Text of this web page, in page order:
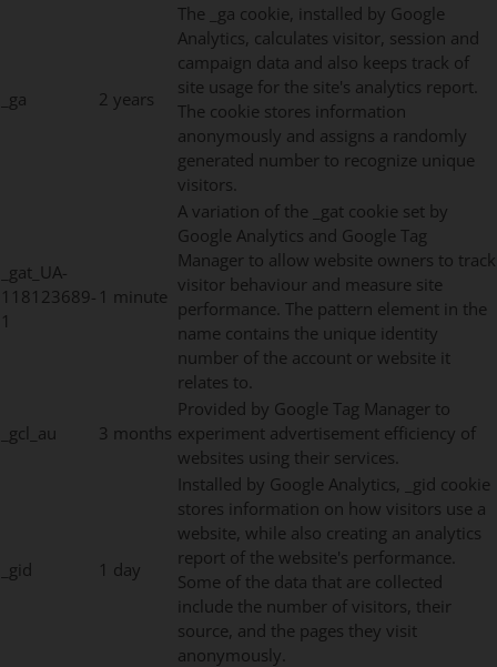
_ga 2 years
The _ga cookie, installed by Google
Analytics, calculates visitor, session and
campaign data and also keeps track of
site usage for the site's analytics report.
The cookie stores information
anonymously and assigns a randomly
generated number to recognize unique
visitors.
_gat_UA-
118123689-
1
1 minute
A variation of the _gat cookie set by
Google Analytics and Google Tag
Manager to allow website owners to track
visitor behaviour and measure site
performance. The pattern element in the
name contains the unique identity
number of the account or website it
relates to.
_gcl_au 3 months
Provided by Google Tag Manager to
experiment advertisement efficiency of
websites using their services.
_gid 1 day
Installed by Google Analytics, _gid cookie
stores information on how visitors use a
website, while also creating an analytics
report of the website's performance.
Some of the data that are collected
include the number of visitors, their
source, and the pages they visit
anonymously.